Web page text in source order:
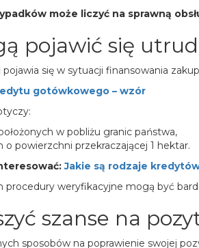
może liczyć na sprawną
pojawić się
pojawia się w sytuacji finansowania
gotówkowego – wzór
w pobliżu granic państwa,
powierzchni przekraczającej 1 hektar.
Jakie są rodzaje
procedury weryfikacyjne mogą być
szanse na
sposobów na poprawienie swojej